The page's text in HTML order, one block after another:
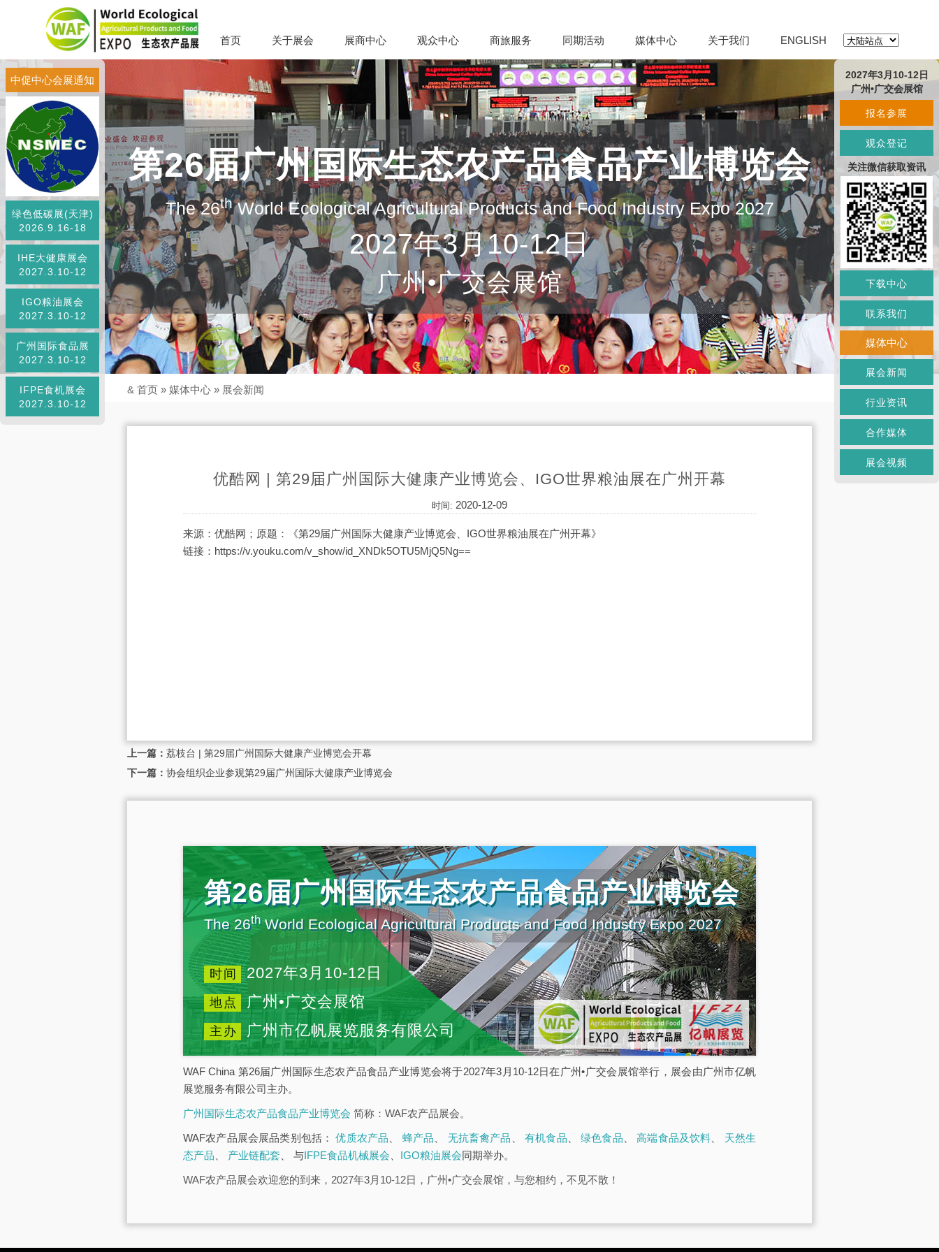
首页 关于展会 展商中心 观众中心 商旅服务 同期活动 媒体中心 关于我们 ENGLISH
第26届广州国际生态农产品食品产业博览会
The 26thWorld Ecological Agricultural Products and Food Industry Expo 2027
2027年3月10-12日
广州•广交会展馆
中促中心会展通知
绿色低碳展(天津)
2026.9.16-18
IHE大健康展会
2027.3.10-12
IGO粮油展会
2027.3.10-12
广州国际食品展
2027.3.10-12
IFPE食机展会
2027.3.10-12
& 首页 » 媒体中心 » 展会新闻
优酷网 | 第29届广州国际大健康产业博览会、IGO世界粮油展在广州开幕
时间: 2020-12-09
来源：优酷网；原题：《第29届广州国际大健康产业博览会、IGO世界粮油展在广州开幕》
链接：https://v.youku.com/v_show/id_XNDk5OTU5MjQ5Ng==
上一篇： 荔枝台 | 第29届广州国际大健康产业博览会开幕
下一篇： 协会组织企业参观第29届广州国际大健康产业博览会
第26届广州国际生态农产品食品产业博览会
The 26thWorld Ecological Agricultural Products and Food Industry Expo 2027
时间 2027年3月10-12日
地点 广州•广交会展馆
主办 广州市亿帆展览服务有限公司
WAF China 第26届广州国际生态农产品食品产业博览会将于2027年3月10-12日在广州•广交会展馆举行，展会由广州市亿帆
展览服务有限公司主办。
广州国际生态农产品食品产业博览会 简称：WAF农产品展会。
WAF农产品展会展品类别包括：优质农产品 蜂产品 无抗畜禽产品 、有机食品 、绿色食品 、高端食品及饮料
天然生
态产品
产业链配套 、 与IFPE食品机械展会 IGO粮油展会同期举办。
WAF农产品展会欢迎您的到来，2027年3月10-12日，广州•广交会展馆，与您相约，不见不散！
2027年3月10-12日
广州•广交会展馆
报名参展
观众登记
关注微信获取资讯
下载中心
联系我们
媒体中心
展会新闻
行业资讯
合作媒体
展会视频